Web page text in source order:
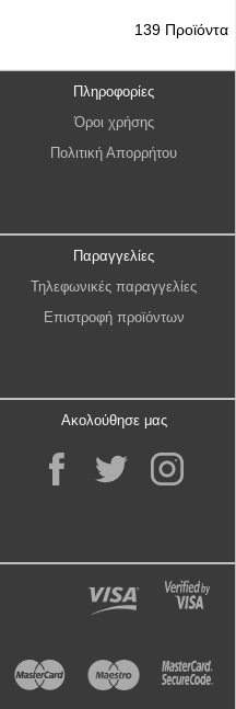
139 Προϊόντα
Πληροφορίες
Όροι χρήσης
Πολιτική Απορρήτου
Παραγγελίες
Τηλεφωνικές παραγγελίες
Επιστροφή προϊόντων
Ακολούθησε μας